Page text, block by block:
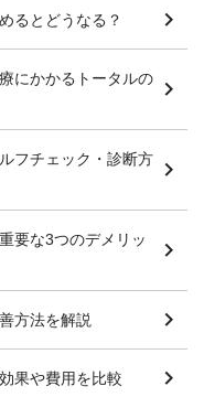
るとどうなる？
にかかるトータルの
フチェック・診断方
要な3つのデメリッ
方法を解説
果や費用を比較